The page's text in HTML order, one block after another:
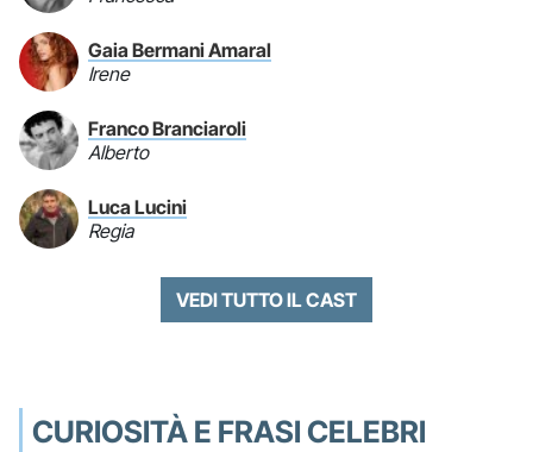
Gaia Bermani Amaral
Irene
Franco Branciaroli
Alberto
Luca Lucini
Regia
VEDI TUTTO IL CAST
CURIOSITÀ E FRASI CELEBRI